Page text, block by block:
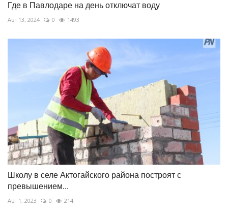
Где в Павлодаре на день отключат воду
Авг 13, 2024 0 1493
Школу в селе Актогайского района построят с
превышением...
Авг 1, 2023 0 214